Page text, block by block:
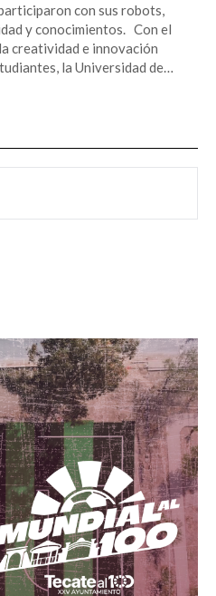
con sus robots,
y conocimientos. Con el
creatividad e innovación
la Universidad de…